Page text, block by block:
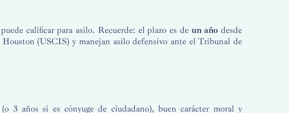
calificar para asilo. Recuerde: el plazo es de un año desde
(USCIS) y manejan asilo defensivo ante el Tribunal de
3 años si es cónyuge de ciudadano), buen carácter moral y